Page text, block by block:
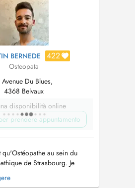
BERNEDE 422
Osteopata
Avenue Du Blues,
4368 Belvaux
disponibilità online
prendere appuntamento
au sein du
de Strasbourg. Je
dans un cabinet
au Luxembourg, où